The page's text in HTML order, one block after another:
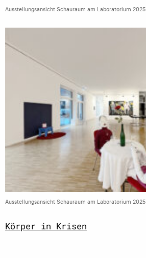
Ausstellungsansicht Schauraum am Laboratorium 2025
Ausstellungsansicht Schauraum am Laboratorium 2025
Körper in Krisen